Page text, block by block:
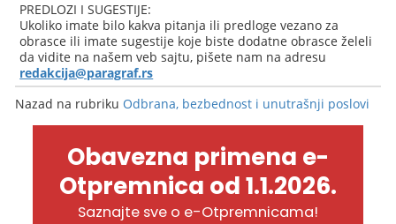
PREDLOZI I SUGESTIJE:
Ukoliko imate bilo kakva pitanja ili predloge vezano za
obrasce ili imate sugestije koje biste dodatne obrasce želeli
da vidite na našem veb sajtu, pišete nam na adresu
redakcija@paragraf.rs
Nazad na rubriku Odbrana, bezbednost i unutrašnji poslovi
Obavezna primena e-
Otpremnica od 1.1.2026.
Saznajte sve o e-Otpremnicama!